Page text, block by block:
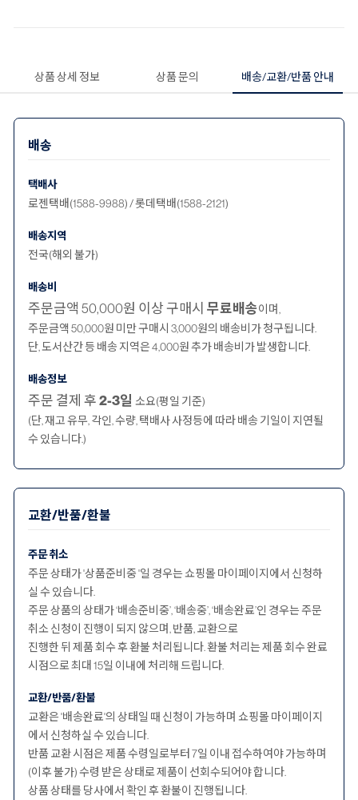
상품 상세 정보 상품 문의 배송/교환/반품 안내
배송
택배사
로젠택배(1588-9988) / 롯데택배(1588-2121)
배송지역
전국(해외 불가)
배송비
주문금액 50,000원 이상 구매시 무료배송이며,
주문금액 50,000원 미만 구매시 3,000원의 배송비가 청구됩니다.
단, 도서산간 등 배송 지역은 4,000원 추가 배송비가 발생합니다.
배송정보
주문 결제 후2-3일 소요(평일 기준)
(단, 재고 유무, 각인, 수량, 택배사 사정등에 따라 배송 기일이 지연될
수 있습니다.)
교환/반품/환불
주문 취소
주문 상태가 '상품준비중 '일 경우는 쇼핑몰 마이페이지에서 신청하
실 수 있습니다.
주문 상품의 상태가 ‘배송준비중’, ‘배송중’, ‘배송완료’인 경우는 주문
취소 신청이 진행이 되지 않으며, 반품, 교환으로
진행한 뒤 제품 회수 후 환불 처리됩니다. 환불 처리는 제품 회수 완료
시점으로 최대 15일 이내에 처리해 드립니다.
교환/반품/환불
교환은 '배송완료'의 상태일 때 신청이 가능하며 쇼핑몰 마이페이지
에서 신청하실 수 있습니다.
반품 교환 시점은 제품 수령일로부터 7일 이내 접수하여야 가능하며
(이후 불가) 수령 받은 상태로 제품이 선회수되어야 합니다.
상품 상태를 당사에서 확인 후 환불이 진행됩니다.